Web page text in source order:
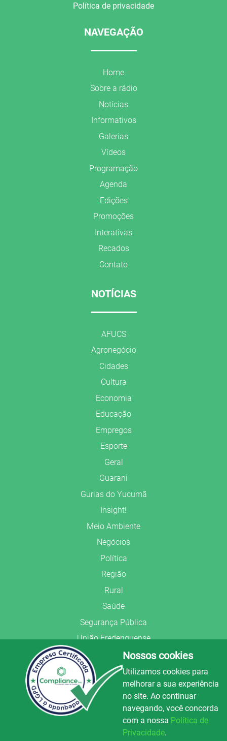
Política de privacidade
NAVEGAÇÃO
Home
Sobre a rádio
Notícias
Informativos
Galerias
Vídeos
Programação
Agenda
Edições
Promoções
Interativas
Recados
Contato
NOTÍCIAS
AFUCS
Agronegócio
Cidades
Cultura
Economia
Educação
Empregos
Esporte
Geral
Guarani
Gurias do Yucumã
Insight!
Meio Ambiente
Negócios
Política
Região
Rural
Saúde
Segurança Pública
União Frederiquense
© Copyright 2022.LA+.
Todos os direitos reservados.
Preparado no
Nossos cookies
Utilizamos cookies para
melhorar a sua experiência
no site. Ao continuar
navegando, você concorda
com a nossa Política de
Privacidade.